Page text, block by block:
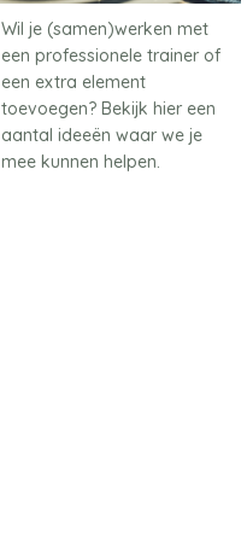
Wil je (samen)werken met
een professionele trainer of
een extra element
toevoegen? Bekijk hier een
aantal ideeën waar we je
mee kunnen helpen.